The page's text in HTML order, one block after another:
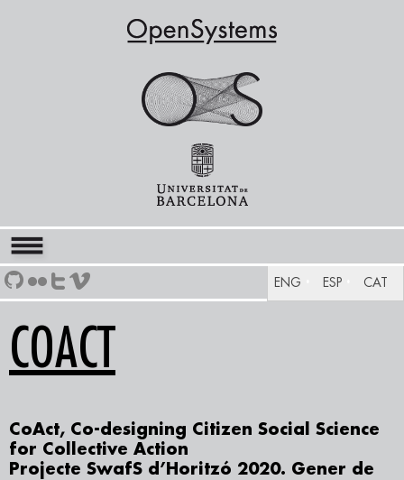
ENG ESP CAT
COACT
CoAct, Co-designing Citizen Social Science
for Collective Action
Projecte SwafS d’Horitzó 2020. Gener de